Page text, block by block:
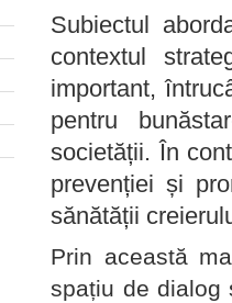
Subiectul
contextul
important,
pentru
societății. În
prevenției și
sănătății
Prin această
spațiu de dialog